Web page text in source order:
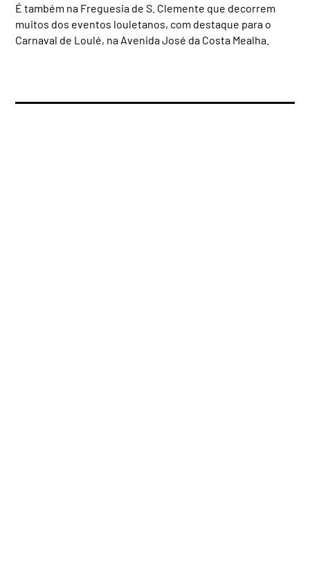
É também na Freguesia de S. Clemente que decorrem
muitos dos eventos louletanos, com destaque para o
Carnaval de Loulé, na Avenida José da Costa Mealha.